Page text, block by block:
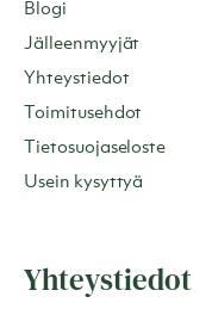
Blogi
Jälleenmyyjät
Yhteystiedot
Toimitusehdot
Tietosuojaseloste
Usein kysyttyä
Yhteystiedot